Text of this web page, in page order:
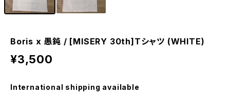
Boris x 愚鈍 / [MISERY 30th]Tシャツ (WHITE)
¥3,500
International shipping available